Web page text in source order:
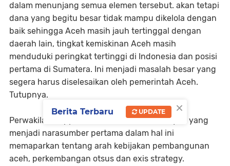
dalam menunjang semua elemen tersebut. akan tetapi
dana yang begitu besar tidak mampu dikelola dengan
baik sehingga Aceh masih jauh tertinggal dengan
daerah lain, tingkat kemiskinan Aceh masih
menduduki peringkat tertinggi di Indonesia dan posisi
pertama di Sumatera. Ini menjadi masalah besar yang
segera harus diselesaikan oleh pemerintah Aceh.
Tutupnya.
Perwakilan Bappeda Aceh Mohd. Maidiansyah yang
menjadi narasumber pertama dalam hal ini
memaparkan tentang arah kebijakan pembangunan
aceh, perkembangan otsus dan exis strategy.
×
Berita Terbaru UPDATE